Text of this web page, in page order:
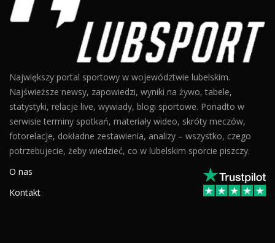
Największy portal sportowy w województwie lubelskim.
Najświeższe newsy, zapowiedzi, wyniki na żywo, tabele,
statystyki, relacje live, wywiady, blogi sportowe. Ponadto w
serwisie terminy spotkań, materiały wideo, skróty meczów,
fotorelacje, dokładne zestawienia, analizy – wszystko, czego
potrzebujecie, żeby wiedzieć, co w lubelskim sporcie piszczy.
O nas
Kontakt